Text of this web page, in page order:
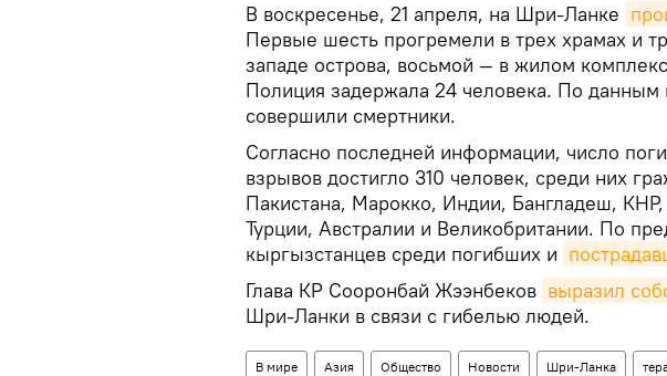
В воскресенье, 21 апреля, на Шри-Ланке
Первые шесть прогремели в трех храмах и
западе острова, восьмой — в жилом
Полиция задержала 24 человека. По
совершили смертники.
Согласно последней информации, число
взрывов достигло 310 человек, среди них
Пакистана, Марокко, Индии, Бангладеш,
Турции, Австралии и Великобритании. По
кыргызстанцев среди погибших и
Глава КР Сооронбай Жээнбеков выразил
Шри-Ланки в связи с гибелью людей.
В мире Азия Общество Новости Шри-Ланка